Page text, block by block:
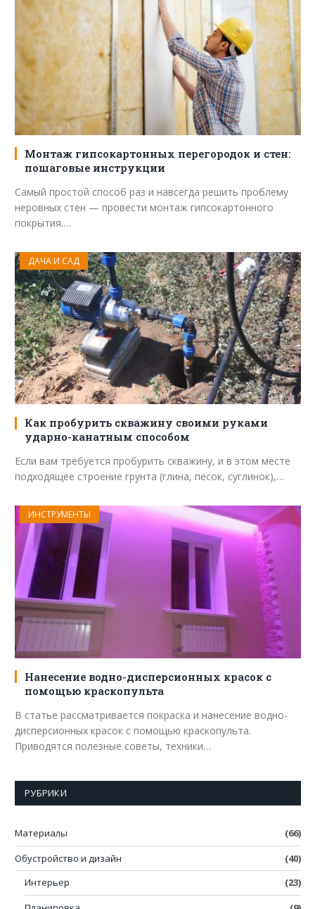
Монтаж гипсокартонных перегородок и стен:
пошаговые инструкции
Самый простой способ раз и навсегда решить проблему
неровных стен — провести монтаж гипсокартонного
покрытия.…
ДАЧА И САД
Как пробурить скважину своими руками
ударно-канатным способом
Если вам требуется пробурить скважину, и в этом месте
подходящее строение грунта (глина, песок, суглинок),…
ИНСТРУМЕНТЫ
Нанесение водно-дисперсионных красок с
помощью краскопульта
В статье рассматривается покраска и нанесение водно-
дисперсионных красок с помощью краскопульта.
Приводятся полезные советы, техники…
РУБРИКИ
Материалы
(66)
Обустройство и дизайн
(40)
Интерьер
(23)